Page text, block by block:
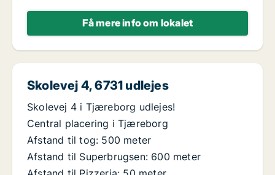
Få mere info om lokalet
Skolevej 4, 6731 udlejes
Skolevej 4 i Tjæreborg udlejes!
Central placering i Tjæreborg
Afstand til tog: 500 meter
Afstand til Superbrugsen: 600 meter